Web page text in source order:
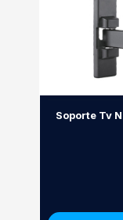
Soporte Tv